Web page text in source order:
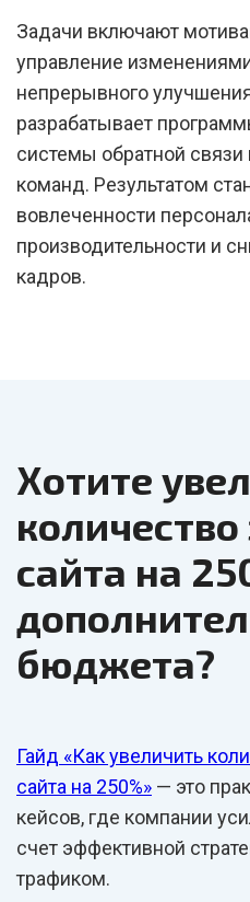
Задачи включают
управление
непрерывного
разрабатывает
системы обратной
команд. Результатом
вовлеченности
производительности и
кадров.
Хотите
количество
сайта на
бюджета?
Гайд «Как увеличить
сайта на 250%» — это
кейсов, где компании
счет эффективной
трафиком.